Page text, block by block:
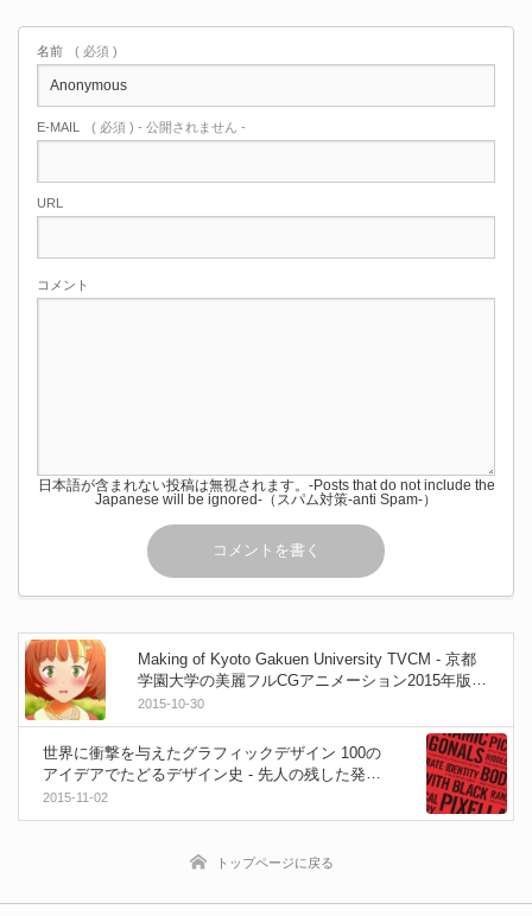
名前 ( 必須 )
E-MAIL ( 必須 ) - 公開されません -
URL
コメント
日本語が含まれない投稿は無視されます。-Posts that do not include the
Japanese will be ignored-（スパム対策-anti Spam-）
Making of Kyoto Gakuen University TVCM - 京都
学園大学の美麗フルCGアニメーション2015年版T
VCMメイキング！
2015-10-30
世界に衝撃を与えたグラフィックデザイン 100の
アイデアでたどるデザイン史 - 先人の残した発想
を学ぶの最適な書籍がボーンデジタルから登場！
2015-11-02
トップページに戻る